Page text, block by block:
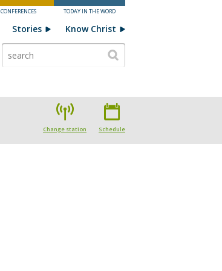
CONFERENCES TODAY IN THE WORD
Stories Know Christ
Change station Schedule